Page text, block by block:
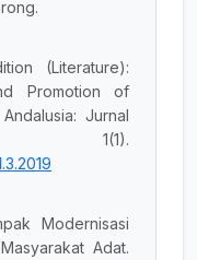
(Literature):
Promotion of
Jurnal
1(1).
Modernisasi
Adat.